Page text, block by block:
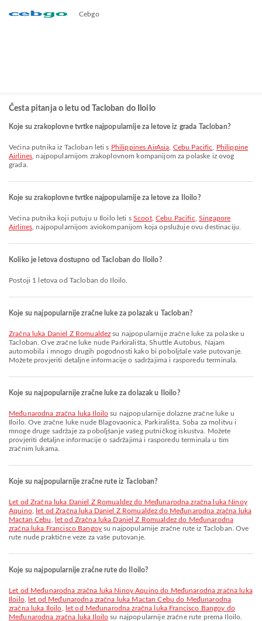
Cebgo
Česta pitanja o letu od Tacloban do Iloilo
Koje su zrakoplovne tvrtke najpopularnije za letove iz grada Tacloban?
Većina putnika iz Tacloban leti s Philippines AirAsia Cebu Pacific
Philippine
Airlines , najpopularnijom zrakoplovnom kompanijom za polaske iz ovog
grada.
Koje su zrakoplovne tvrtke najpopularnije za letove za Iloilo?
Većina putnika koji putuju u Iloilo leti sScoot,Cebu Pacific Singapore
Airlines , najpopularnijom aviokompanijom koja opslužuje ovu destinaciju.
Koliko je letova dostupno od Tacloban do Iloilo?
Postoji 1 letova od Tacloban do Iloilo.
Koje su najpopularnije zračne luke za polazak u Tacloban?
Zračna luka Daniel Z Romualdez su najpopularnije zračne luke za polaske u
Tacloban. Ove zračne luke nude Parkirališta, Shuttle Autobus, Najam
automobila i mnogo drugih pogodnosti kako bi poboljšale vaše putovanje.
Možete provjeriti detaljne informacije o sadržajima i rasporedu terminala.
Koje su najpopularnije zračne luke za dolazak u Iloilo?
Međunarodna zračna luka Iloilo su najpopularnije dolazne zračne luke u
Iloilo. Ove zračne luke nude Blagovaonica, Parkirališta, Soba za molitvu i
mnoge druge sadržaje za poboljšanje vašeg putničkog iskustva. Možete
provjeriti detaljne informacije o sadržajima i rasporedu terminala u tim
zračnim lukama.
Koje su najpopularnije zračne rute iz Tacloban?
let od Zračna luka Daniel Z Romualdez do Međunarodna zračna luka Ninoy
Aquino,
let od Zračna luka Daniel Z Romualdez do Međunarodna zračna luka
Mactan Cebu
let od Zračna luka Daniel Z Romualdez do Međunarodna
zračna luka Francisco Bangoysu najpopularnije zračne rute iz Tacloban. Ove
rute nude praktične veze za vaše putovanje.
Koje su najpopularnije zračne rute do Iloilo?
let od Međunarodna zračna luka Ninoy Aquino do Međunarodna zračna luka
Iloilo,
let od Međunarodna zračna luka Mactan Cebu do Međunarodna
zračna luka Iloilo
let od Međunarodna zračna luka Francisco Bangoy do
Međunarodna zračna luka Iloilo su najpopularnije zračne rute prema Iloilo.